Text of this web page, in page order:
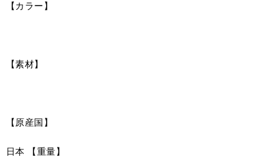
【カラー】
【素材】
【原産国】
日本 【重量】